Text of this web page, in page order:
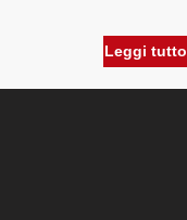
Leggi tutto